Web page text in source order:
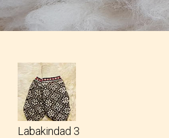
Labakindad 3